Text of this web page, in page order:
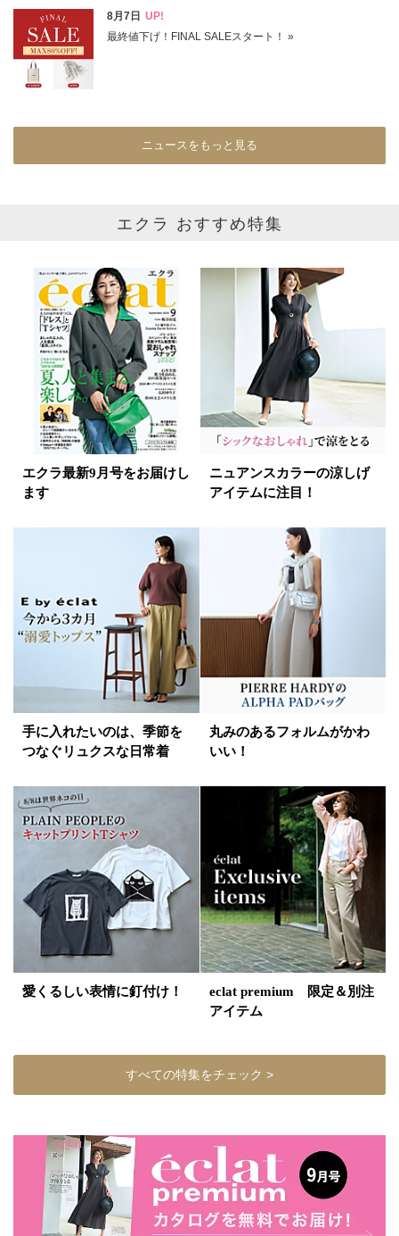
すべて
SALE商品
再入荷
ベージュ ブラウン オレンジ
イエロー レッド ピンク
パープル グリーン ブルー
ゴールド シルバー マルチ
ニュースをもっと見る
エクラ おすすめ特集
エクラ最新9月号をお届けし
ます
ニュアンスカラーの涼しげ
アイテムに注目！
手に入れたいのは、季節を
つなぐリュクスな日常着
丸みのあるフォルムがかわ
いい！
愛くるしい表情に釘付け！
eclat premium 限定＆別注
アイテム
すべての特集をチェック >